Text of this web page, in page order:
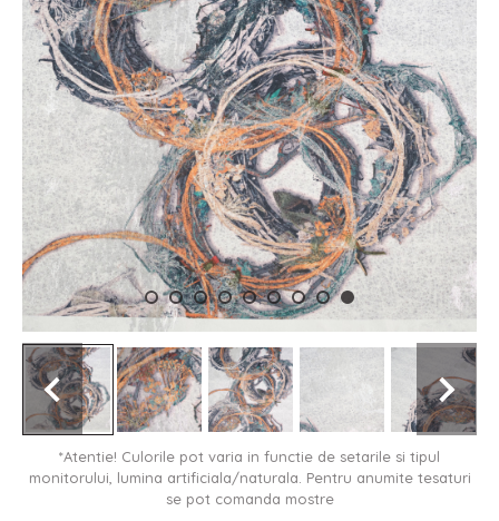
*Atentie! Culorile pot varia in functie de setarile si tipul
monitorului, lumina artificiala/naturala. Pentru anumite tesaturi
se pot comanda mostre